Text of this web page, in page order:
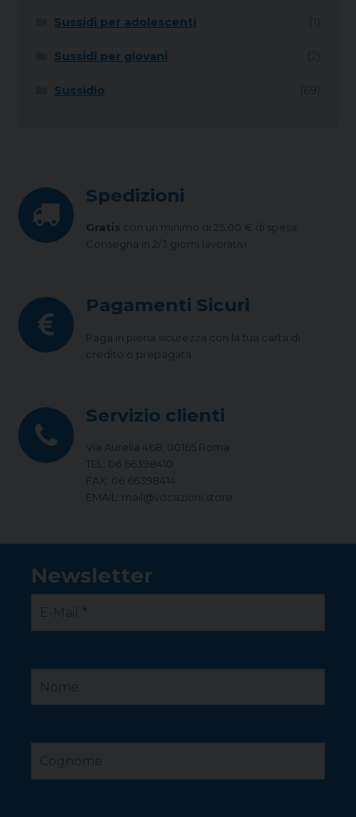
Sussidi per adolescenti
Sussidi per giovani
Sussidio
Spedizioni
Gratis con un minimo di 25,00 € di spesa.
Consegna in 2/3 giorni lavorativi
Pagamenti Sicuri
Paga in piena sicurezza con la tua carta di
credito o prepagata
Servizio clienti
Via Aurelia 468, 00165 Roma
TEL: 06 66398410
FAX: 06 66398414
EMAIL: mail@vocazioni.store
Newsletter